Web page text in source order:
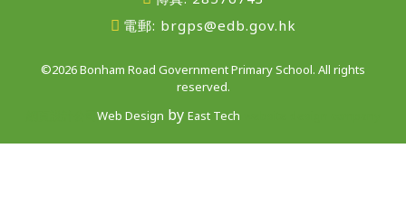
電郵: brgps@edb.gov.hk
©2026 Bonham Road Government Primary School. All rights
reserved.
Web Design by East Tech